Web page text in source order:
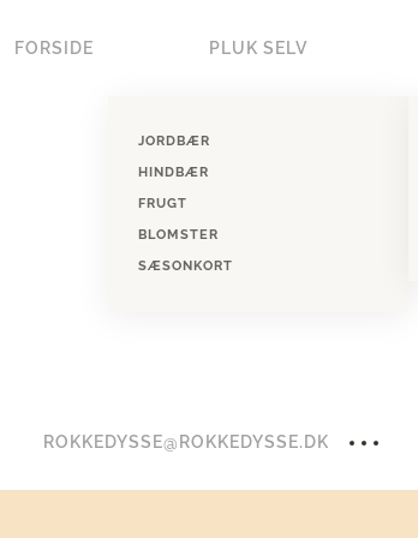
Skip to main content
FORSIDE PLUK SELV
JORDBÆR
HINDBÆR
FRUGT
BLOMSTER
SÆSONKORT
ROKKEDYSSE@ROKKEDYSSE.DK